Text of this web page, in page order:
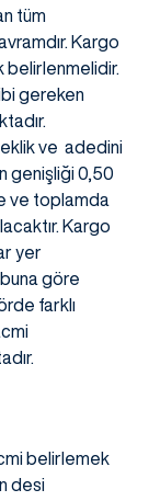
tüm
Kargo
belirlenmelidir.
gereken
ve adedini
genişliği 0,50
ve toplamda
Kargo
yer
göre
farklı
belirlemek
desi